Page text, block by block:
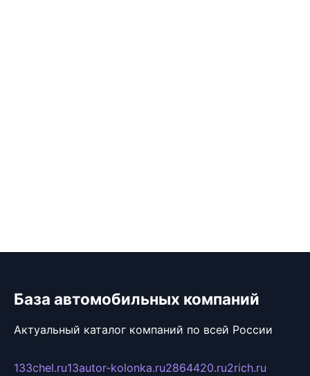
База автомобильных компаний
Актуальный каталог компаний по всей России
133chel.ru13autor-kolonka.ru2864420.ru2rich.ru